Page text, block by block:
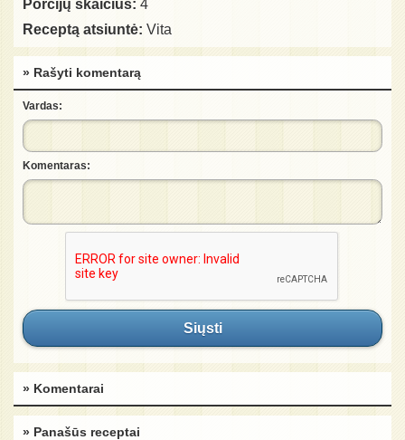
Porcijų skaičius: 4
Receptą atsiuntė: Vita
» Rašyti komentarą
Vardas:
Komentaras:
Siųsti
» Komentarai
» Panašūs receptai